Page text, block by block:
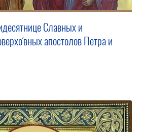
Славных и
апостолов Петра и